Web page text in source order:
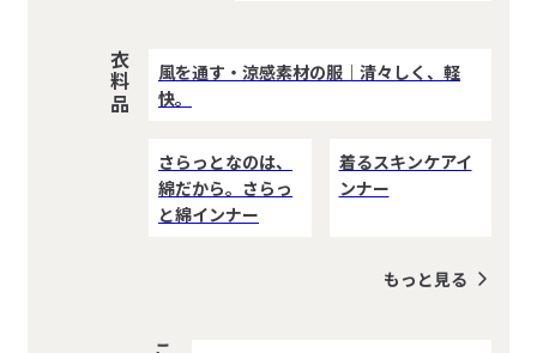
衣料品
風を通す・涼感素材の服｜清々しく、軽
快。
さらっとなのは、
綿だから。さらっ
と綿インナー
着るスキンケアイ
ンナー
もっと見る